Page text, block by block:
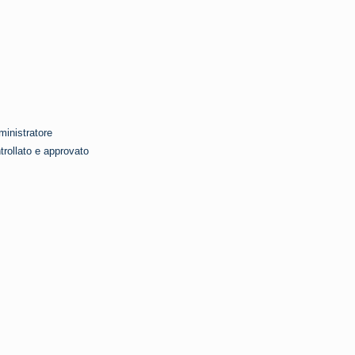
e approvato